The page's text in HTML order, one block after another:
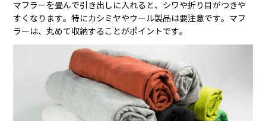
マフラーを畳んで引き出しに入れると、シワや折り目がつきや
すくなります。特にカシミヤやウール製品は要注意です。マフ
ラーは、丸めて収納することがポイントです。